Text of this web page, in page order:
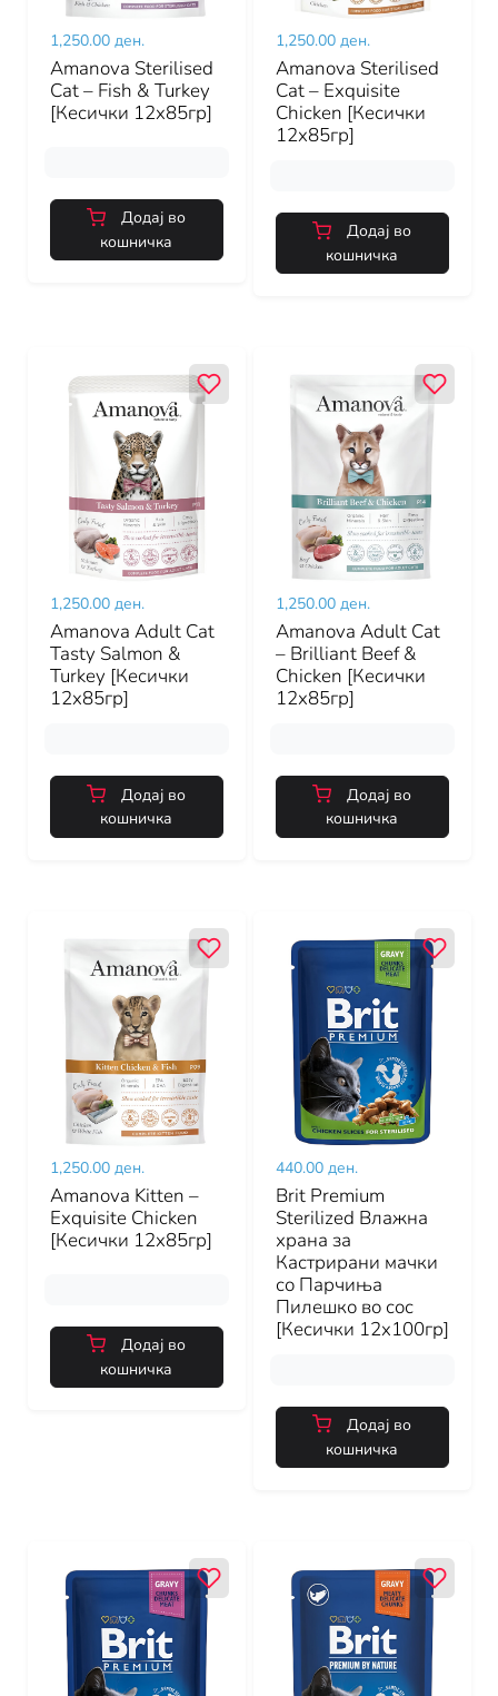
1,250.00 ден.
Amanova Sterilised
Cat – Fish & Turkey
[Кесички 12x85гр]
Додај во
кошничка
1,250.00 ден.
Amanova Sterilised
Cat – Exquisite
Chicken [Кесички
12x85гр]
Додај во
кошничка
1,250.00 ден.
Amanova Adult Cat
Tasty Salmon &
Turkey [Кесички
12x85гр]
Додај во
кошничка
1,250.00 ден.
Amanova Adult Cat
– Brilliant Beef &
Chicken [Кесички
12x85гр]
Додај во
кошничка
1,250.00 ден.
Amanova Kitten –
Exquisite Chicken
[Кесички 12x85гр]
Додај во
кошничка
440.00 ден.
Brit Premium
Sterilized Влажна
храна за
Кастрирани мачки
со Парчиња
Пилешко во сос
[Кесички 12x100гр]
Додај во
кошничка